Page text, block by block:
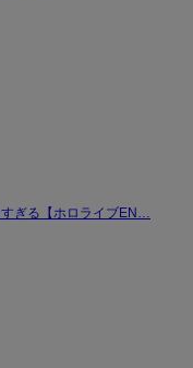
ぎる【ホロライブEN…